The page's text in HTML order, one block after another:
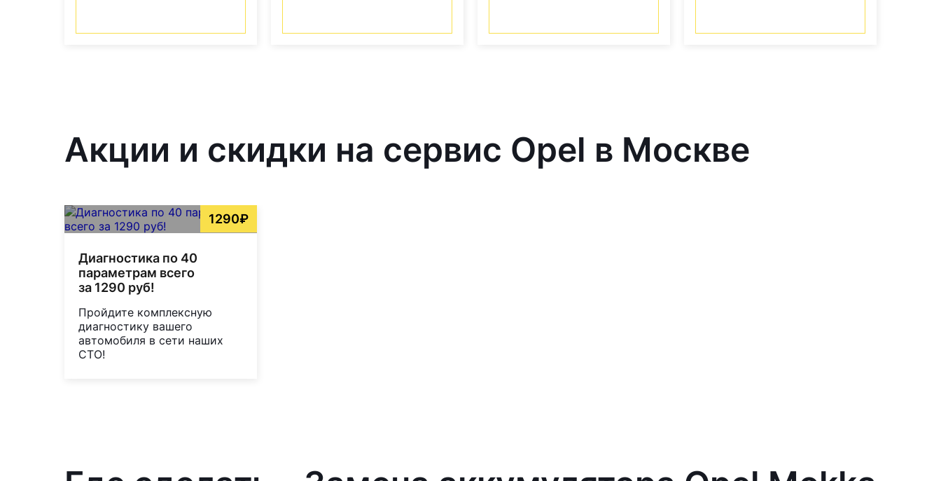
Акции и скидки на сервис Opel в Москве
1290₽
Диагностика по 40
параметрам всего
за 1290 руб!
Пройдите комплексную
диагностику вашего
автомобиля в сети наших
СТО!